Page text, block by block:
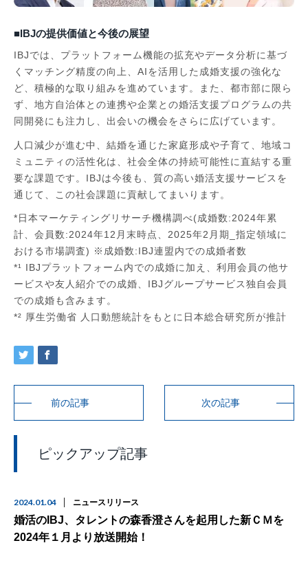
■IBJの提供価値と今後の展望
IBJでは、プラットフォーム機能の拡充やデータ分析に基づ
くマッチング精度の向上、AIを活用した成婚支援の強化な
ど、積極的な取り組みを進めています。また、都市部に限ら
ず、地方自治体との連携や企業との婚活支援プログラムの共
同開発にも注力し、出会いの機会をさらに広げています。
人口減少が進む中、結婚を通じた家庭形成や子育て、地域コ
ミュニティの活性化は、社会全体の持続可能性に直結する重
要な課題です。IBJは今後も、質の高い婚活支援サービスを
通じて、この社会課題に貢献してまいります。
*日本マーケティングリサーチ機構調べ(成婚数:2024年累
計、会員数:2024年12月末時点、2025年2月期_指定領域に
おける市場調査) ※成婚数:IBJ連盟内での成婚者数
*¹ IBJプラットフォーム内での成婚に加え、利用会員の他サ
ービスや友人紹介での成婚、IBJグループサービス独自会員
での成婚も含みます。
*² 厚生労働省 人口動態統計をもとに日本総合研究所が推計
前の記事 次の記事
ピックアップ記事
2024.01.04 ニュースリリース
婚活のIBJ、タレントの森香澄さんを起用した新ＣＭを
2024年１月より放送開始！